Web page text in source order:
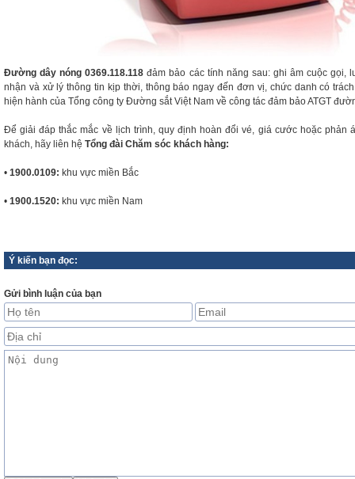
Đường dây nóng 0369.118.118 đảm bảo các tính năng sau: ghi âm cuộc gọi,
nhận và xử lý thông tin kịp thời, thông báo ngay đến đơn vị, chức danh có
hiện hành của Tổng công ty Đường sắt Việt Nam về công tác đảm bảo ATGT
Để giải đáp thắc mắc về lịch trình, quy định hoàn đổi vé, giá cước hoặc phản
khách, hãy liên hệ Tổng đài Chăm sóc khách hàng:
• 1900.0109: khu vực miền Bắc
• 1900.1520: khu vực miền Nam
Ý kiến bạn đọc:
Gửi bình luận của bạn